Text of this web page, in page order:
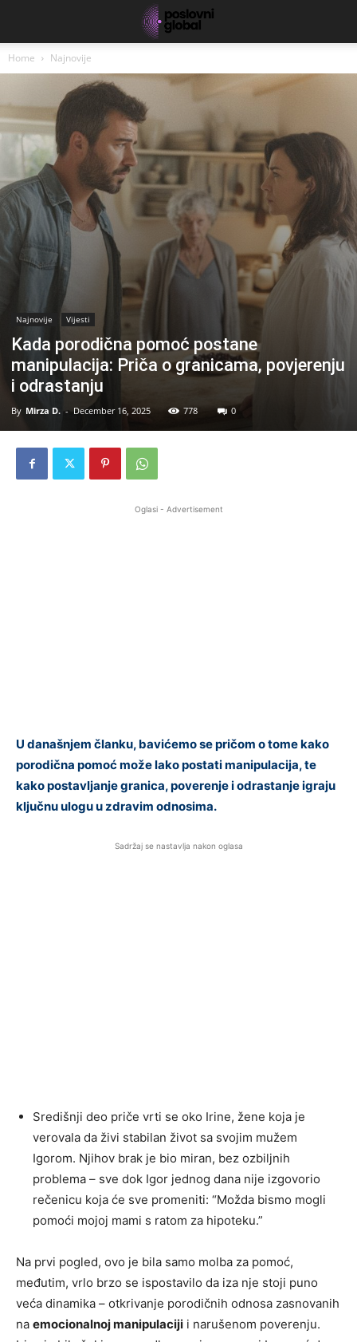
Home Najnovije
Najnovije Vijesti
Kada porodična pomoć postane
manipulacija: Priča o granicama, povjerenju
i odrastanju
By Mirza D. - December 16, 2025 778 0
Oglasi - Advertisement
U današnjem članku, bavićemo se pričom o tome kako
porodična pomoć može lako postati manipulacija, te
kako postavljanje granica, poverenje i odrastanje igraju
ključnu ulogu u zdravim odnosima.
Sadržaj se nastavlja nakon oglasa
Središnji deo priče vrti se oko Irine, žene koja je
verovala da živi stabilan život sa svojim mužem
Igorom. Njihov brak je bio miran, bez ozbiljnih
problema – sve dok Igor jednog dana nije izgovorio
rečenicu koja će sve promeniti: “Možda bismo mogli
pomoći mojoj mami s ratom za hipoteku.”
Na prvi pogled, ovo je bila samo molba za pomoć,
međutim, vrlo brzo se ispostavilo da iza nje stoji puno
veća dinamika – otkrivanje porodičnih odnosa zasnovanih
na emocionalnoj manipulaciji i narušenom poverenju.